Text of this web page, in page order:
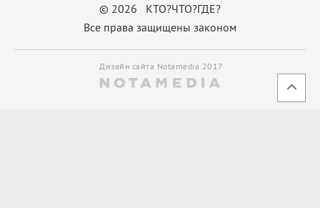
© 2026 КТО?ЧТО?ГДЕ?
Все права защищены законом
Дизайн сайта Notamedia 2017